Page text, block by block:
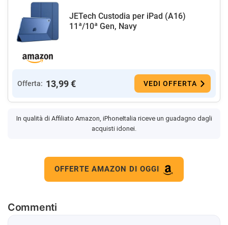
JETech Custodia per iPad (A16)
11ª/10ª Gen, Navy
Offerta: 13,99 € VEDI OFFERTA
In qualità di Affiliato Amazon, iPhoneItalia riceve un guadagno dagli
acquisti idonei.
OFFERTE AMAZON DI OGGI
Commenti